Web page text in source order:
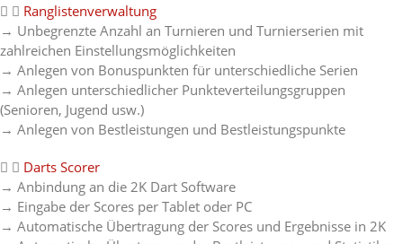
Ranglistenverwaltung
→ Unbegrenzte Anzahl an Turnieren und Turnierserien mit
zahlreichen Einstellungsmöglichkeiten
→ Anlegen von Bonuspunkten für unterschiedliche Serien
→ Anlegen unterschiedlicher Punkteverteilungsgruppen
(Senioren, Jugend usw.)
→ Anlegen von Bestleistungen und Bestleistungspunkte
Darts Scorer
→ Anbindung an die 2K Dart Software
→ Eingabe der Scores per Tablet oder PC
→ Automatische Übertragung der Scores und Ergebnisse in 2K